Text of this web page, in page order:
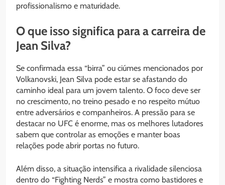
profissionalismo e maturidade.
O que isso significa para a carreira de
Jean Silva?
Se confirmada essa “birra” ou ciúmes mencionados por
Volkanovski, Jean Silva pode estar se afastando do
caminho ideal para um jovem talento. O foco deve ser
no crescimento, no treino pesado e no respeito mútuo
entre adversários e companheiros. A pressão para se
destacar no UFC é enorme, mas os melhores lutadores
sabem que controlar as emoções e manter boas
relações pode abrir portas no futuro.
Além disso, a situação intensifica a rivalidade silenciosa
dentro do “Fighting Nerds” e mostra como bastidores e